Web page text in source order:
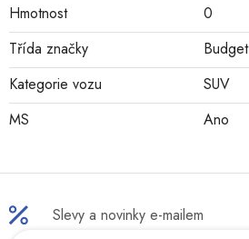
Hmotnost
0
Třída značky
Budget
Kategorie vozu
SUV
MS
Ano
Slevy a novinky e-mailem